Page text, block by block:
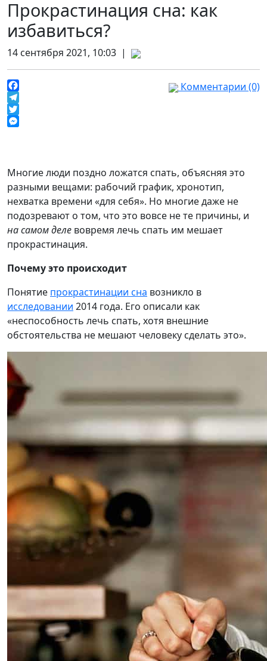
Прокрастинация сна: как
избавиться?
14 сентября 2021, 10:03 |
Facebook
Telegram
Twitter
Комментарии (0)
Многие люди поздно ложатся спать, объясняя это
разными вещами: рабочий график, хронотип,
нехватка времени «для себя». Но многие даже не
подозревают о том, что это вовсе не те причины, и
на самом деле вовремя лечь спать им мешает
прокрастинация.
Почему это происходит
Понятие прокрастинации сна возникло в
исследовании 2014 года. Его описали как
«неспособность лечь спать, хотя внешние
обстоятельства не мешают человеку сделать это».